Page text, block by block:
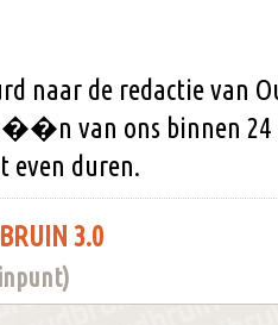
naar de redactie van
��n van ons binnen 24
even duren.
3.0